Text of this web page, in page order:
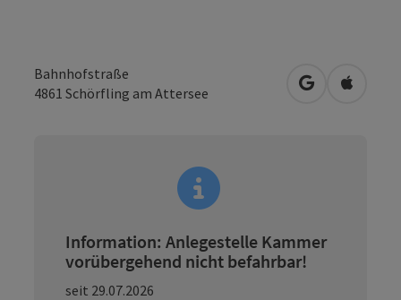
Bahnhofstraße
4861 Schörfling am Attersee in Google
in
Information: Anlegestelle Kammer
vorübergehend nicht befahrbar!
seit 29.07.2026